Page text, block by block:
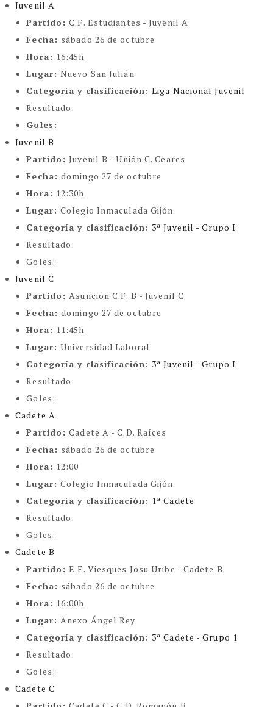
Juvenil A
Partido:C.F. Estudiantes - Juvenil A
Fecha: sábado 26 de octubre
Hora: 16:45h
Lugar:Nuevo San Julián
Categoría y clasificación:Liga Nacional Juvenil
Resultado:
Goles:
Juvenil B
Partido:Juvenil B - Unión C. Ceares
Fecha:domingo 27 de octubre
Hora: 12:30h
Lugar:Colegio Inmaculada Gijón
Categoría y clasificación : 3ª Juvenil - Grupo I
Resultado:
Goles:
Juvenil C
Partido: Asunción C.F. B - Juvenil C
Fecha:domingo 27 de octubre
Hora: 11:45h
Lugar:Universidad Laboral
Categoría y clasificación : 3ª Juvenil - Grupo I
Resultado:
Goles:
Cadete A
Partido:Cadete A - C.D. Raíces
Fecha: sábado 26 de octubre
Hora: 12:00
Lugar:Colegio Inmaculada Gijón
Categoría y clasificación : 1ª Cadete
Resultado:
Goles:
Cadete B
Partido:E.F. Viesques Josu Uribe - Cadete B
Fecha: sábado 26 de octubre
Hora: 16:00h
Lugar: Anexo Ángel Rey
Categoría y clasificación : 3ª Cadete - Grupo 1
Resultado:
Goles:
Cadete C